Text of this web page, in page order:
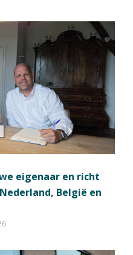
eigenaar en richt
België en